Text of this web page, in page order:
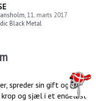
,11. marts 2017
Black Metal
spreder sin gift og
krop og sjæl i et endeløst